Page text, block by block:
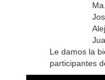
Le damos la
participantes